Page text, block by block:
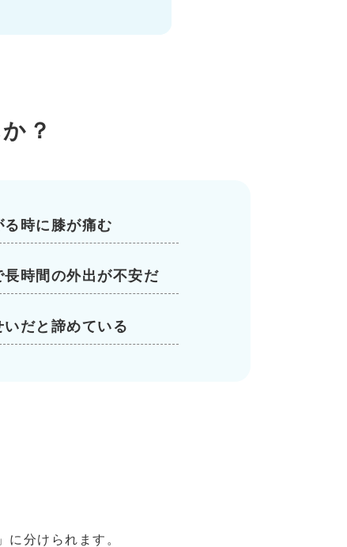
？
時に膝が痛む
時間の外出が不安だ
だと諦めている
分けられます。